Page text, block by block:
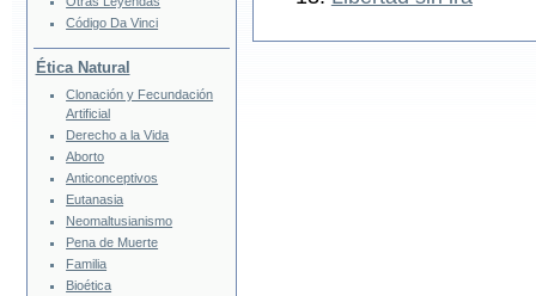
Código Da Vinci
Ética Natural
Clonación y Fecundación
Artificial
Derecho a la Vida
Aborto
Anticonceptivos
Eutanasia
Neomaltusianismo
Pena de Muerte
Familia
Bioética